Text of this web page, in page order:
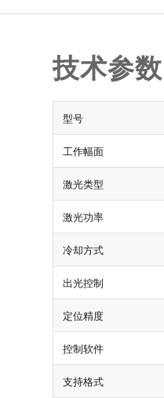
技术参数
型号
工作幅面
激光类型
激光功率
冷却方式
出光控制
定位精度
控制软件
支持格式